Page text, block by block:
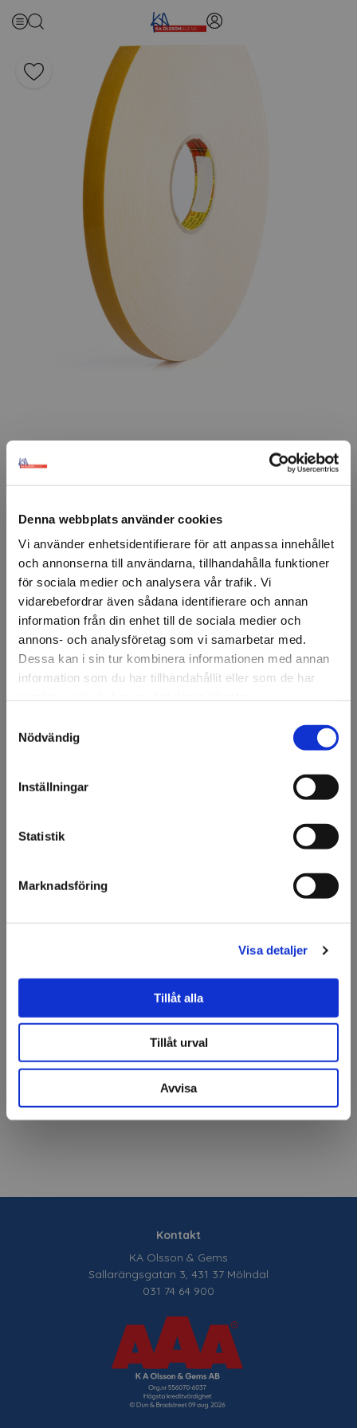
Denna webbplats använder cookies
Vi använder enhetsidentifierare för att anpassa innehållet
och annonserna till användarna, tillhandahålla funktioner
för sociala medier och analysera vår trafik. Vi
vidarebefordrar även sådana identifierare och annan
information från din enhet till de sociala medier och
annons- och analysföretag som vi samarbetar med.
Dessa kan i sin tur kombinera informationen med annan
information som du har tillhandahållit eller som de har
Nödvändig
Inställningar
Statistik
Marknadsföring
Visa detaljer
Tillåt alla
Tillåt urval
Avvisa
FÖRSTASIDAN FOAMTEJP 3M™
3M™
3M™ 9528 har en polyetenskumkärna med
gummihäftämne som har ett kraftigt hugg.
Tejpen är utmärkt för svårtejpade ytor som
lågenergiplasterna PP och PE.
Den här tejpen bör inte utsättas direkt för UV-ljus.
Artikelnr: 74213
Minsta beställning: 1 rulle
Beskrivning
gummihäftämne som har ett kraftigt hugg. Tejpen är
och PE. Den här tejpen bör inte utsättas direkt för UV-ljus.
Idealiska för skarvning av pappersfolier och film, butiks-
lättare plastmaterial samt butiksinredning.
Specifikation
Fråga om produkt
Kontakt
KA Olsson & Gems
Sallarängsgatan 3, 431 37 Mölndal
031 74 64 900